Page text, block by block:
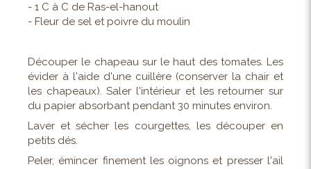
- 1 C à C de Ras-el-hanout
- Fleur de sel et poivre du moulin
Découper le chapeau sur le haut des tomates. Les
évider à l'aide d'une cuillère (conserver la chair et
les chapeaux). Saler l'intérieur et les retourner sur
du papier absorbant pendant 30 minutes environ.
Laver et sécher les courgettes, les découper en
petits dés.
Peler, émincer finement les oignons et presser l'ail